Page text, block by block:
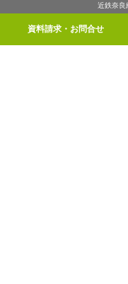
資料請求・お問合せ
近鉄奈